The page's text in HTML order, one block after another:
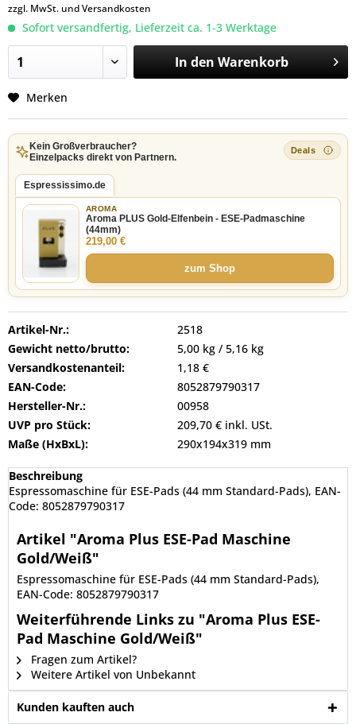
zzgl. MwSt. undVersandkosten
Sofort versandfertig, Lieferzeit ca. 1-3 Werktage
In den Warenkorb
Merken
Kein Großverbraucher?
Einzelpacks direkt von Partnern.
Espressissimo.de
AROMA
Aroma PLUS Gold-Elfenbein - ESE-Padmaschine
(44mm)
219,00 €
zum Shop
Artikel-Nr.:
2518
Gewicht netto/brutto:
5,00 kg / 5,16 kg
Versandkostenanteil:
1,18 €
EAN-Code:
8052879790317
Hersteller-Nr.:
00958
UVP pro Stück:
209,70 € inkl. USt.
Maße (HxBxL):
290x194x319 mm
Beschreibung
Espressomaschine für ESE-Pads (44 mm Standard-Pads), EAN-
Code: 8052879790317
Artikel "Aroma Plus ESE-Pad Maschine
Gold/Weiß"
Espressomaschine für ESE-Pads (44 mm Standard-Pads),
EAN-Code: 8052879790317
Weiterführende Links zu "Aroma Plus ESE-
Pad Maschine Gold/Weiß"
Fragen zum Artikel?
Weitere Artikel von Unbekannt
Kunden kauften auch